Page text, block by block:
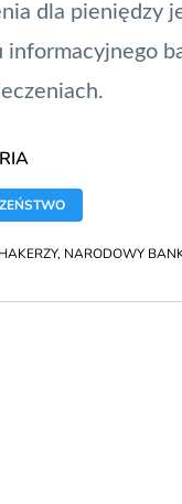
dla pieniędzy
informacyjnego
HAKERZY, NARODOWY